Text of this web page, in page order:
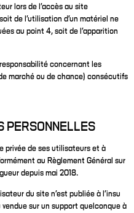
lors de l’accès au site
de l’utilisation d’un matériel ne
au point 4, soit de l’apparition
concernant les
marché ou de chance) consécutifs
PERSONNELLES
privée de ses utilisateurs et à
au Règlement Général sur
depuis mai 2018.
du site n’est publiée à l’insu
sur un support quelconque à